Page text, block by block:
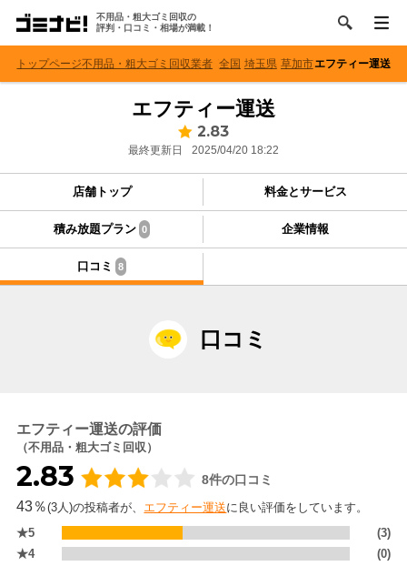
不用品・粗大ゴミ回収の
評判・口コミ・相場が満載！
トップページ不用品・粗大ゴミ回収業者 全国 埼玉県 草加市エフティー運送
エフティー運送
2.83
最終更新日 2025/04/20 18:22
店舗トップ 料金とサービス
積み放題プラン 0 企業情報
口コミ 8
口コミ
エフティー運送の評価
（不用品・粗大ゴミ回収）
2.83 8件の口コミ
43％(3人)の投稿者が、 エフティー運送に良い評価をしています。
★5
(3)
★4
(0)